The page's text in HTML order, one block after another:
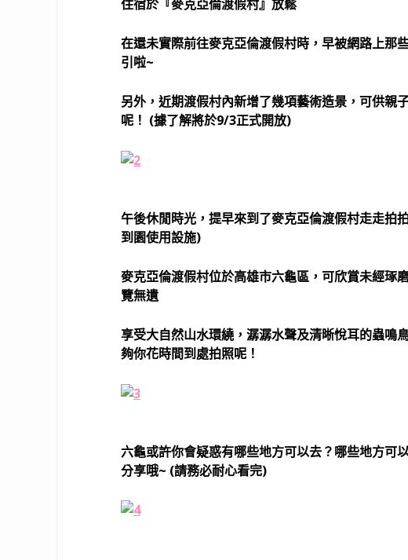
住宿於『麥克亞倫渡假村』放鬆
在還未實際前往麥克亞倫渡假村時，早被網路上那
引啦~
另外，近期渡假村內新增了幾項藝術造景，可供親
呢！ (據了解將於9/3正式開放)
午後休閒時光，提早來到了麥克亞倫渡假村走走
到園使用設施)
麥克亞倫渡假村位於高雄市六龜區， 可欣賞未經琢
覽無遺
享受大自然山水環繞，潺潺水聲及清晰悅耳的蟲鳴
夠你花時間到處拍照呢！
六龜或許你會疑惑有哪些地方可以去？哪些地方可
分享哦~ (請務必耐心看完)